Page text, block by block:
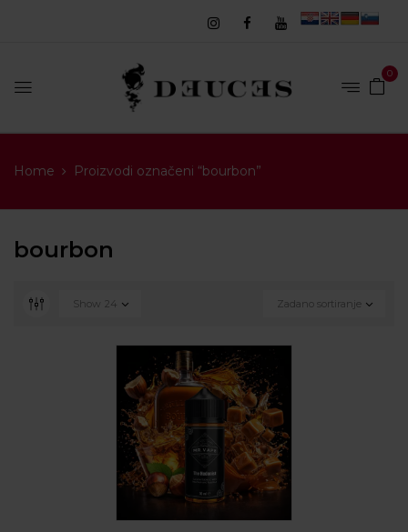
0
Home Proizvodi označeni “bourbon”
bourbon
Zadano sortiranje
Show 24